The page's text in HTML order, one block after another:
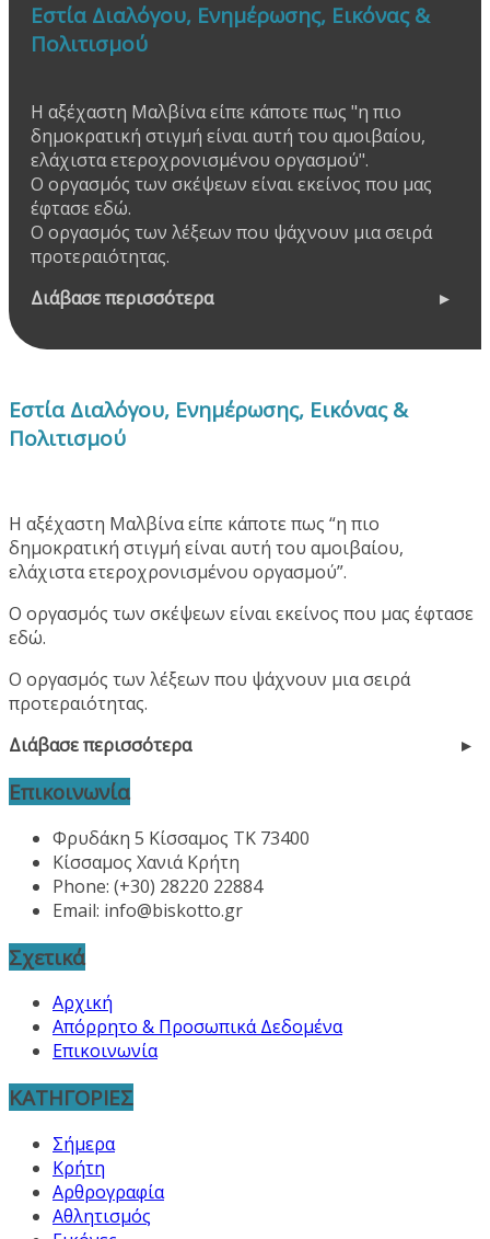
Εστία Διαλόγου, Ενημέρωσης, Εικόνας &
Πολιτισμού
Η αξέχαστη Μαλβίνα είπε κάποτε πως "η πιο
δημοκρατική στιγμή είναι αυτή του αμοιβαίου,
ελάχιστα ετεροχρονισμένου οργασμού".
Ο οργασμός των σκέψεων είναι εκείνος που μας
έφτασε εδώ.
Ο οργασμός των λέξεων που ψάχνουν μια σειρά
προτεραιότητας.
Διάβασε περισσότερα
Εστία Διαλόγου, Ενημέρωσης, Εικόνας &
Πολιτισμού
Η αξέχαστη Μαλβίνα είπε κάποτε πως “η πιο
δημοκρατική στιγμή είναι αυτή του αμοιβαίου,
ελάχιστα ετεροχρονισμένου οργασμού”.
Ο οργασμός των σκέψεων είναι εκείνος που μας έφτασε
εδώ.
Ο οργασμός των λέξεων που ψάχνουν μια σειρά
προτεραιότητας.
Διάβασε περισσότερα
Επικοινωνία
Φρυδάκη 5 Κίσσαμος ΤΚ 73400
Κίσσαμος Χανιά Κρήτη
Phone: (+30) 28220 22884
Email: info@biskotto.gr
Σχετικά
Αρχική
Απόρρητο & Προσωπικά Δεδομένα
Επικοινωνία
ΚΑΤΗΓΟΡΙΕΣ
Σήμερα
Κρήτη
Αρθρογραφία
Αθλητισμός